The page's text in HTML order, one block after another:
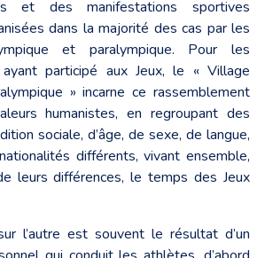
et des manifestations sportives
dans la majorité des cas par les
et paralympique. Pour les
participé aux Jeux, le « Village
» incarne ce rassemblement
humanistes, en regroupant des
sociale, d’âge, de sexe, de langue,
différents, vivant ensemble,
leurs différences, le temps des Jeux
l’autre est souvent le résultat d’un